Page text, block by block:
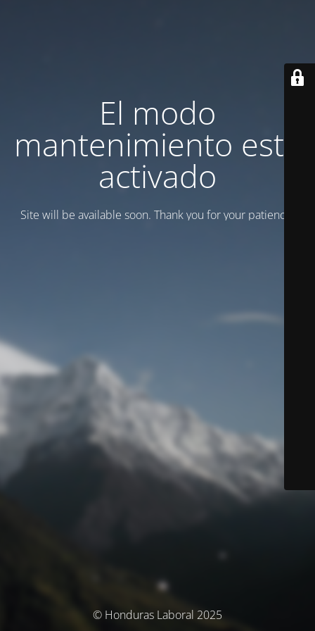
El modo
mantenimiento está
activado
Site will be available soon. Thank you for your patience!
© Honduras Laboral 2025